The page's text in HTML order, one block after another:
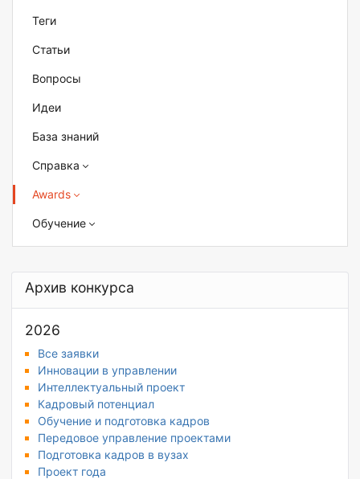
Теги
Статьи
Вопросы
Идеи
База знаний
Справка
Awards
Обучение
Архив конкурса
2026
Все заявки
Инновации в управлении
Интеллектуальный проект
Кадровый потенциал
Обучение и подготовка кадров
Передовое управление проектами
Подготовка кадров в вузах
Проект года